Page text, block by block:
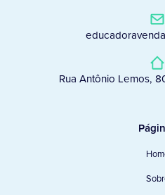
Rua Antônio Lemos,